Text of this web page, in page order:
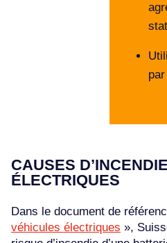
CAUSES
ÉLECTRIQUES
Dans le document de
véhicules électriques »,